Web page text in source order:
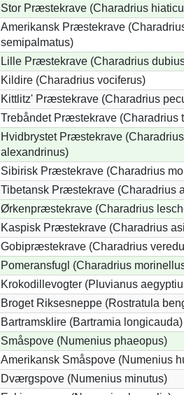
Stor Præstekrave (Charadrius
Amerikansk Præstekrave
semipalmatus)
Lille Præstekrave (Charadrius
Kildire (Charadrius vociferus)
Kittlitz' Præstekrave (Charadrius
Trebåndet Præstekrave (Charadrius
Hvidbrystet Præstekrave (Charadrius
alexandrinus)
Sibirisk Præstekrave (Charadrius
Tibetansk Præstekrave (Charadrius
Ørkenpræstekrave (Charadrius
Kaspisk Præstekrave (Charadrius
Gobipræstekrave (Charadrius
Pomeransfugl (Charadrius
Krokodillevogter (Pluvianus
Broget Riksesneppe (Rostratula
Bartramsklire (Bartramia longicauda)
Småspove (Numenius phaeopus)
Amerikansk Småspove (Numenius
Dværgspove (Numenius minutus)